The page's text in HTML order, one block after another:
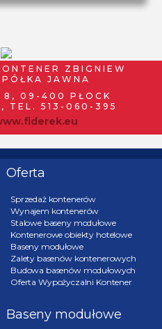
ZBIGNIEW
JAWNA
8, 09-400 PŁOCK
TEL. 513-060-395
Oferta
Sprzedaż kontenerów
Wynajem kontenerów
Stalowe baseny modułowe
Kontenerowe obiekty hotelowe
Baseny modułowe
Zalety basenów kontenerowych
Budowa basenów modułowych
Oferta Wypożyczalni Kontener
Baseny modułowe